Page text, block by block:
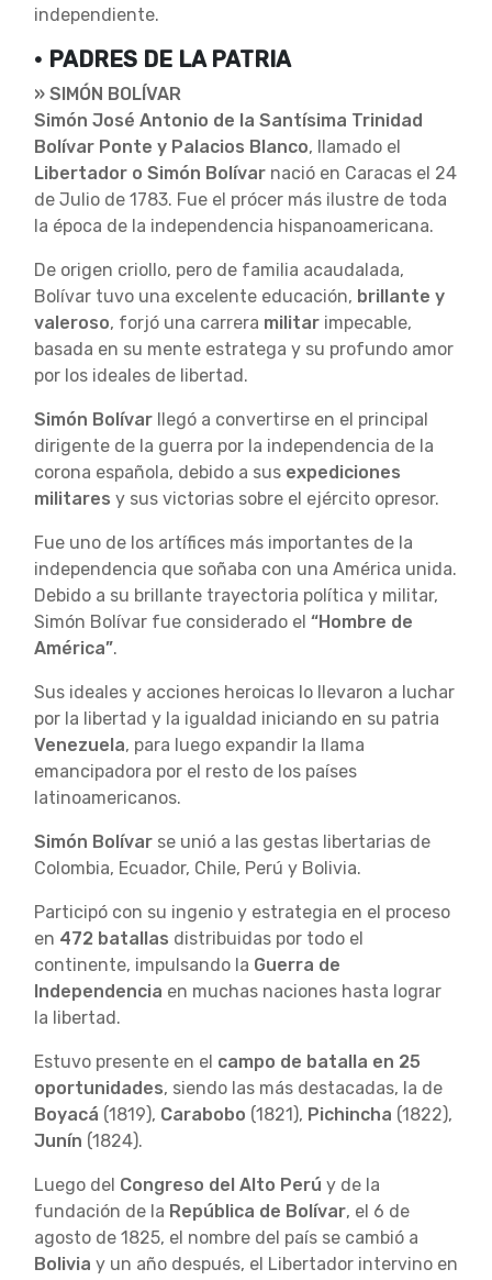
independiente.
• PADRES DE LA PATRIA
» SIMÓN BOLÍVAR
Simón José Antonio de la Santísima Trinidad
Bolívar Ponte y Palacios Blanco, llamado el
Libertador o Simón Bolívar nació en Caracas el 24
de Julio de 1783. Fue el prócer más ilustre de toda
la época de la independencia hispanoamericana.
De origen criollo, pero de familia acaudalada,
Bolívar tuvo una excelente educación, brillante y
valeroso, forjó una carrera militar impecable,
basada en su mente estratega y su profundo amor
por los ideales de libertad.
Simón Bolívar llegó a convertirse en el principal
dirigente de la guerra por la independencia de la
corona española, debido a sus expediciones
militares y sus victorias sobre el ejército opresor.
Fue uno de los artífices más importantes de la
independencia que soñaba con una América unida.
Debido a su brillante trayectoria política y militar,
Simón Bolívar fue considerado el “Hombre de
América”.
Sus ideales y acciones heroicas lo llevaron a luchar
por la libertad y la igualdad iniciando en su patria
Venezuela, para luego expandir la llama
emancipadora por el resto de los países
latinoamericanos.
Simón Bolívar se unió a las gestas libertarias de
Colombia, Ecuador, Chile, Perú y Bolivia.
Participó con su ingenio y estrategia en el proceso
en 472 batallas distribuidas por todo el
continente, impulsando la Guerra de
Independencia en muchas naciones hasta lograr
la libertad.
Estuvo presente en el campo de batalla en 25
oportunidades, siendo las más destacadas, la de
Boyacá (1819), Carabobo (1821), Pichincha (1822),
Junín (1824).
Luego del Congreso del Alto Perú y de la
fundación de la República de Bolívar, el 6 de
agosto de 1825, el nombre del país se cambió a
Bolivia y un año después, el Libertador intervino en